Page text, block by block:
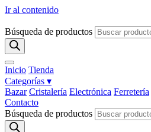
Ir al contenido
Búsqueda de productos
Inicio Tienda
Categorías ▾
Bazar Cristalería Electrónica Ferretería
Contacto
Búsqueda de productos